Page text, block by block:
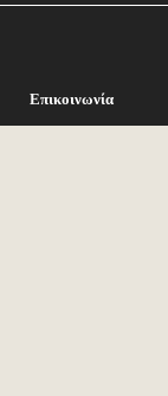
Επικοινωνία